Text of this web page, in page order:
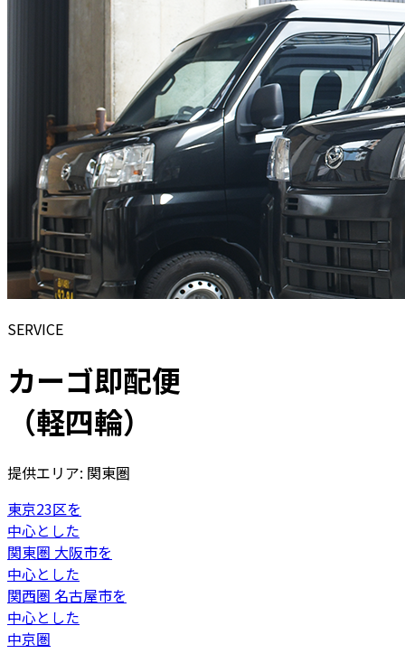
SERVICE
カーゴ即配便
（軽四輪）
提供エリア: 関東圏
東京23区を
中心とした
関東圏 大阪市を
中心とした
関西圏 名古屋市を
中心とした
中京圏